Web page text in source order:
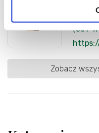
evenka
(509
Zobacz